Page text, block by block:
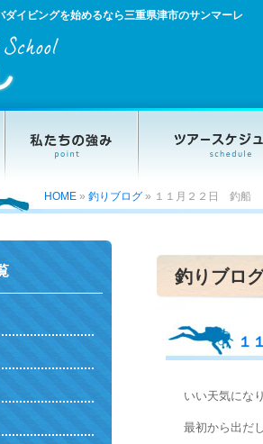
ダイビングを始めるなら三重県津市のサンマーレ
HOME » 釣りブログ » １１月２２日 釣船
釣りブロ
１
いい天気にな
最初から出だ